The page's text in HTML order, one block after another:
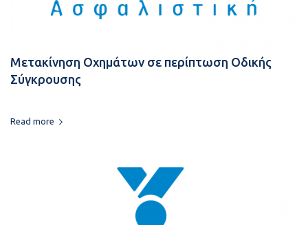
Μετακίνηση Οχημάτων σε περίπτωση Οδικής
Σύγκρουσης
Read more